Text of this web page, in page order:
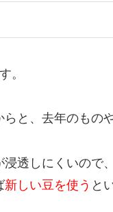
。
と、去年のもの
透しにくいので
新しい豆を使う と